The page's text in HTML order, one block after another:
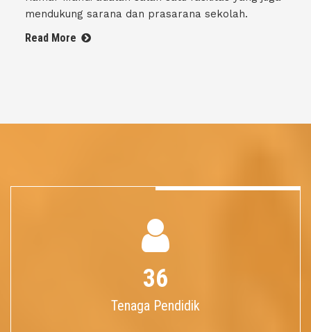
mendukung sarana dan prasarana sekolah.
Read More
36
Tenaga Pendidik